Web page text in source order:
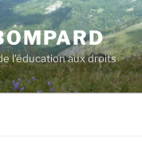
l'éducation aux droits